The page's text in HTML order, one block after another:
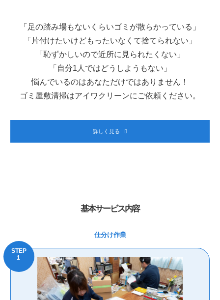
「足の踏み場もないくらいゴミが散らかっている」
「片付けたいけどもったいなくて捨てられない」
「恥ずかしいので近所に見られたくない」
「自分1人ではどうしようもない」
悩んでいるのはあなただけではありません！
ゴミ屋敷清掃はアイワクリーンにご依頼ください。
詳しく見る
基本サービス内容
仕分け作業